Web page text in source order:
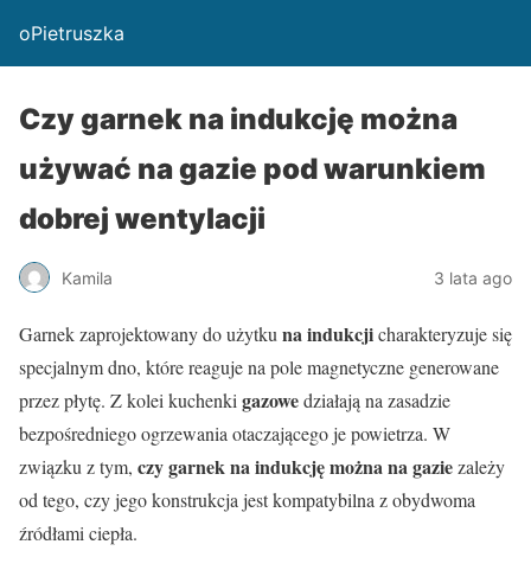
oPietruszka
Czy garnek na indukcję można
używać na gazie pod warunkiem
dobrej wentylacji
Kamila 3 lata ago
Garnek zaprojektowany do użytku na indukcjicharakteryzuje się
specjalnym dno, które reaguje na pole magnetyczne generowane
przez płytę. Z kolei kuchenki gazowedziałają na zasadzie
bezpośredniego ogrzewania otaczającego je powietrza. W
związku z tym, czy garnek na indukcję można na gaziezależy
od tego, czy jego konstrukcja jest kompatybilna z obydwoma
źródłami ciepła.